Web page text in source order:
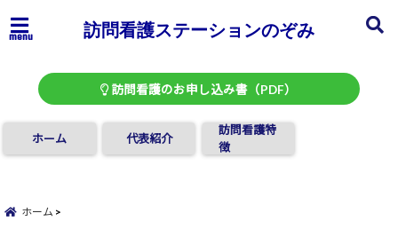
menu 訪問看護ステーションのぞみ
訪問看護のお申し込み書（PDF）
ホーム 代表紹介
訪問看護特
徴
ホーム